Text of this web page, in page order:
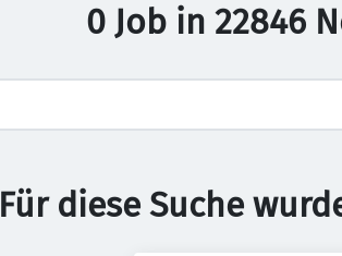
0 Job in 22846
Für diese Suche